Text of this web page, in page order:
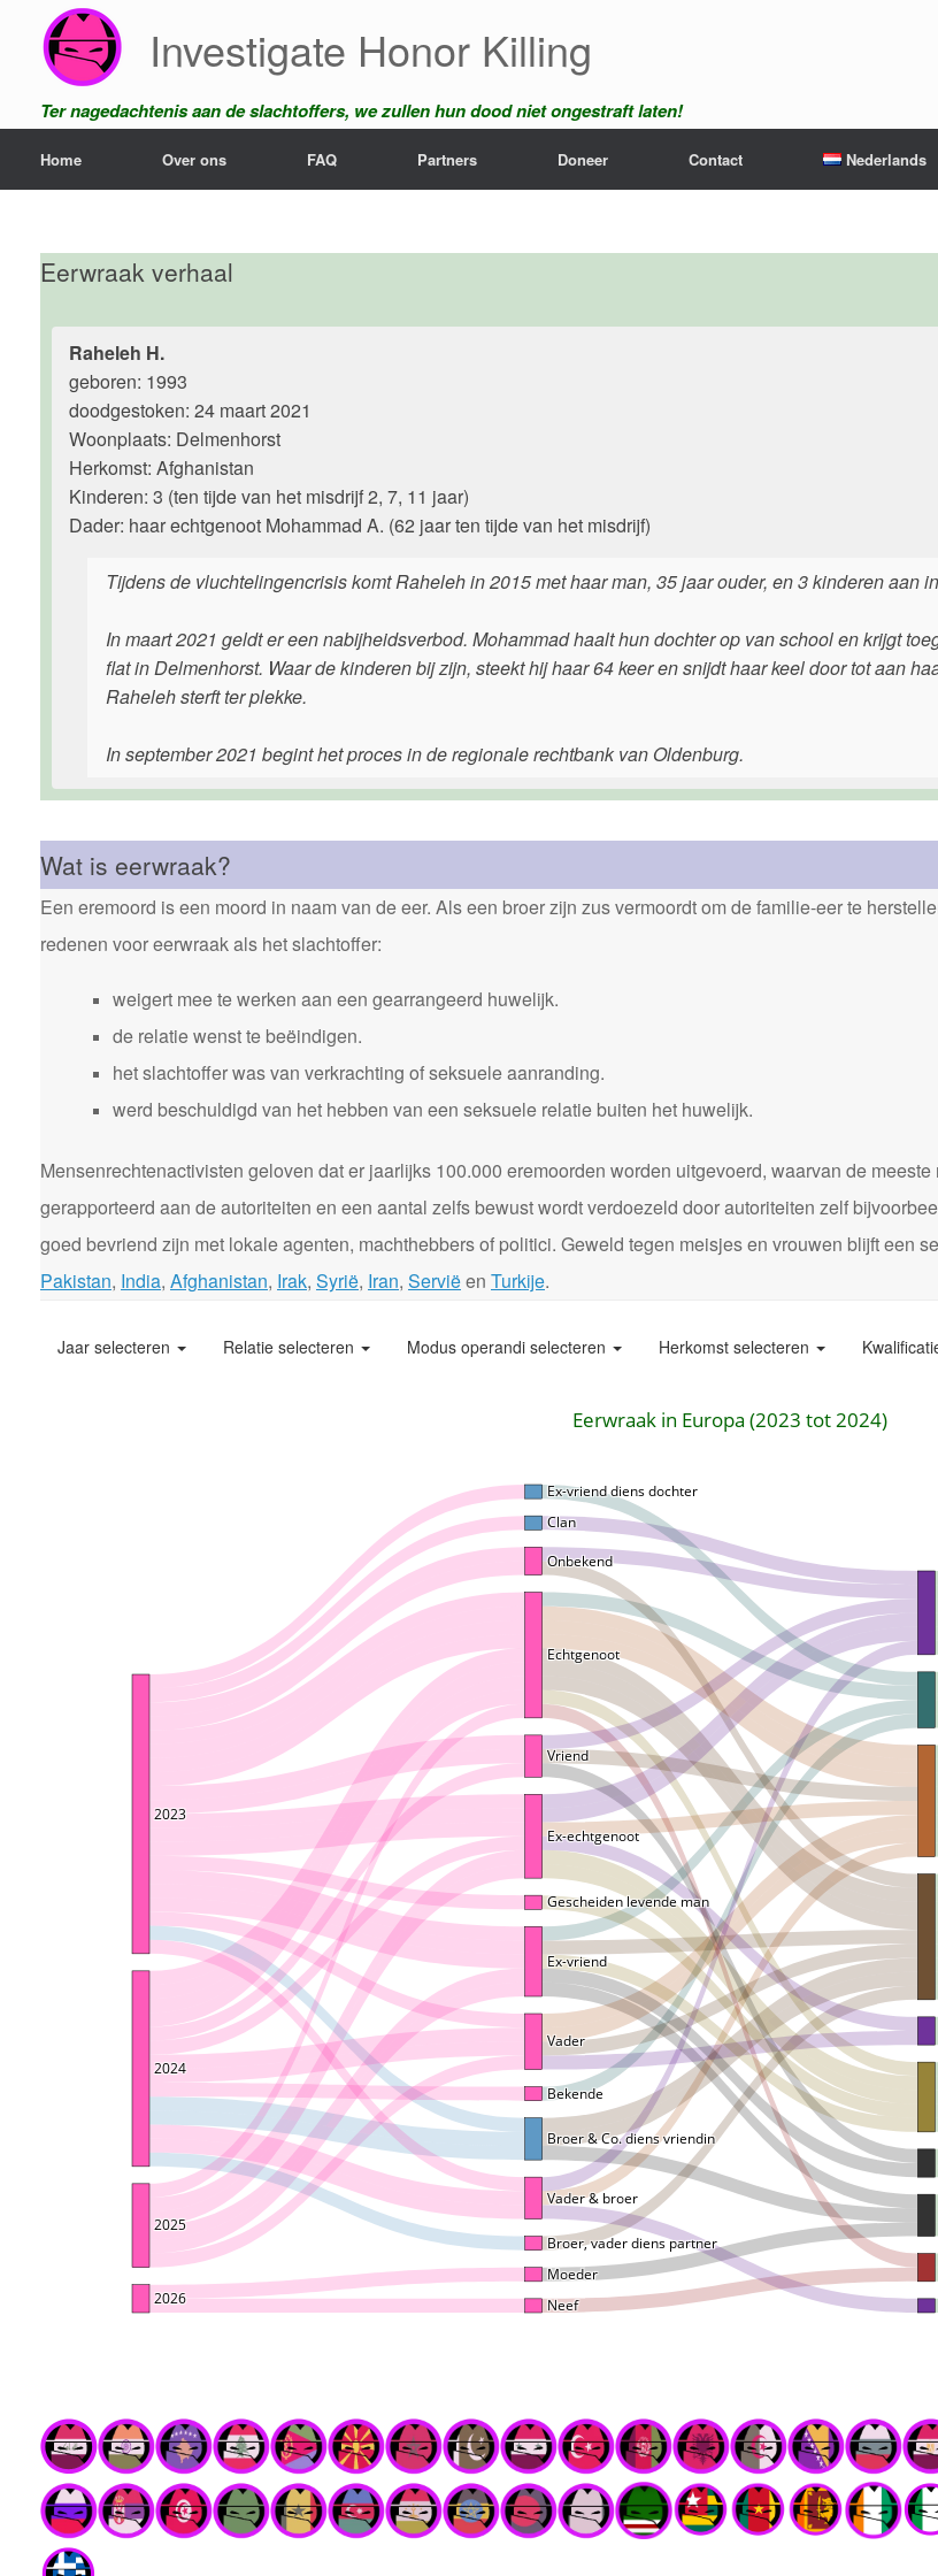
Investigate Honor Killing
Ter nagedachtenis aan de slachtoffers, we zullen hun dood niet ongestraft laten!
Home Over ons FAQ Partners Doneer Contact Nederlands
Eerwraak verhaal
Raheleh H.
geboren: 1993
doodgestoken: 24 maart 2021
Woonplaats: Delmenhorst
Herkomst: Afghanistan
Kinderen: 3 (ten tijde van het misdrijf 2, 7, 11 jaar)
Dader: haar echtgenoot Mohammad A. (62 jaar ten tijde van het misdrijf)
Tijdens de vluchtelingencrisis komt Raheleh in 2015 met haar man, 35 jaar ouder, en 3 kinderen aan
In maart 2021 geldt er een nabijheidsverbod. Mohammad haalt hun dochter op van school en krijgt
flat in Delmenhorst. Waar de kinderen bij zijn, steekt hij haar 64 keer en snijdt haar keel door tot aan
Raheleh sterft ter plekke.
In september 2021 begint het proces in de regionale rechtbank van Oldenburg.
Wat is eerwraak?
Een eremoord is een moord in naam van de eer. Als een broer zijn zus vermoordt om de familie-eer te
redenen voor eerwraak als het slachtoffer:
weigert mee te werken aan een gearrangeerd huwelijk.
de relatie wenst te beëindigen.
het slachtoffer was van verkrachting of seksuele aanranding.
werd beschuldigd van het hebben van een seksuele relatie buiten het huwelijk.
Mensenrechtenactivisten geloven dat er jaarlijks 100.000 eremoorden worden uitgevoerd, waarvan de meeste
gerapporteerd aan de autoriteiten en een aantal zelfs bewust wordt verdoezeld door autoriteiten zelf
goed bevriend zijn met lokale agenten, machthebbers of politici. Geweld tegen meisjes en vrouwen blijft een
Pakistan, India, Afghanistan, Irak, Syrië, Iran, Serviëen Turkije.